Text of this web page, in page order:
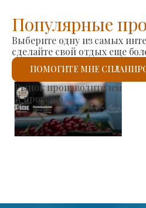
Популярные
Выберите одну из самых
сделайте свой отдых еще
ПОМОГИТЕ МНЕ
Римско-католическая
Я проверю.